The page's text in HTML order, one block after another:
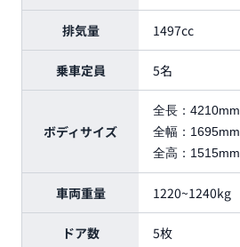
排気量 1497cc
乗車定員 5名
ボディサイズ
全長： 4210mm
全幅： 1695mm
全高： 1515mm
車両重量 1220~1240kg
ドア数 5枚